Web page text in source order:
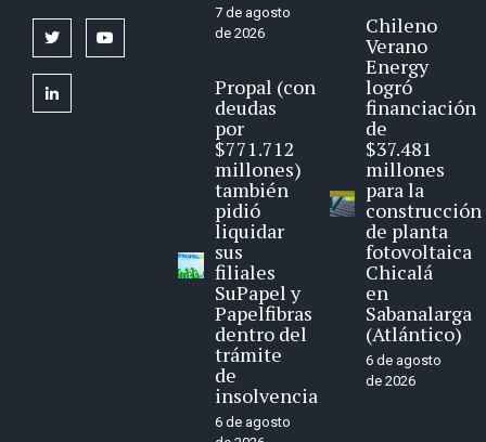
twitter
linkedin
7 de agosto
de 2026
Propal (con
deudas
por
$771.712
millones)
también
pidió
liquidar
sus
filiales
SuPapel y
Papelfibras
dentro del
trámite
de
insolvencia
6 de agosto
Chileno
Verano
Energy
logró
financiación
de
$37.481
millones
para la
construcción
de planta
fotovoltaica
Chicalá
en
Sabanalarga
(Atlántico)
6 de agosto
de 2026